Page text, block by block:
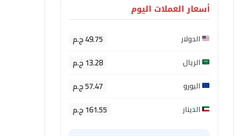
أسعار العملات اليوم
الدولار 49.75 ج.م
الريال 13.28 ج.م
اليورو 57.47 ج.م
الدينار 161.55 ج.م